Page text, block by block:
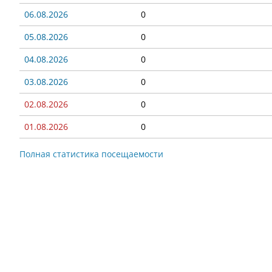
06.08.2026
0
05.08.2026
0
04.08.2026
0
03.08.2026
0
02.08.2026
0
01.08.2026
0
Полная статистика посещаемости